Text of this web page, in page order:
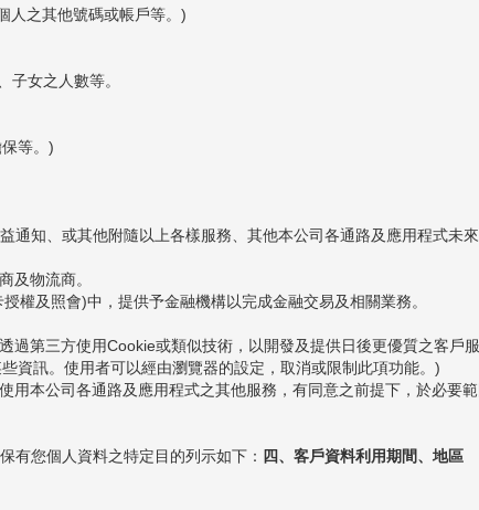
人之其他號碼或帳戶等。)
女之人數等。
等。)
知、或其他附隨以上各樣服務、其他本公司各通路及應用程式未
及物流商。
權及照會)中，提供予金融機構以完成金融交易及相關業務。
第三方使用Cookie或類似技術，以開發及提供日後更優質之客戶服
資訊。使用者可以經由瀏覽器的設定，取消或限制此項功能。)
本公司各通路及應用程式之其他服務，有同意之前提下，於必要
有您個人資料之特定目的列示如下： 四、客戶資料利用期間、地區